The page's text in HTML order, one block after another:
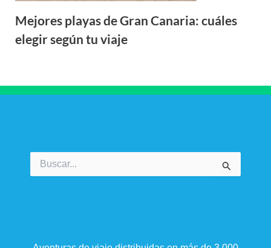
Mejores playas de Gran Canaria: cuáles
elegir según tu viaje
por: